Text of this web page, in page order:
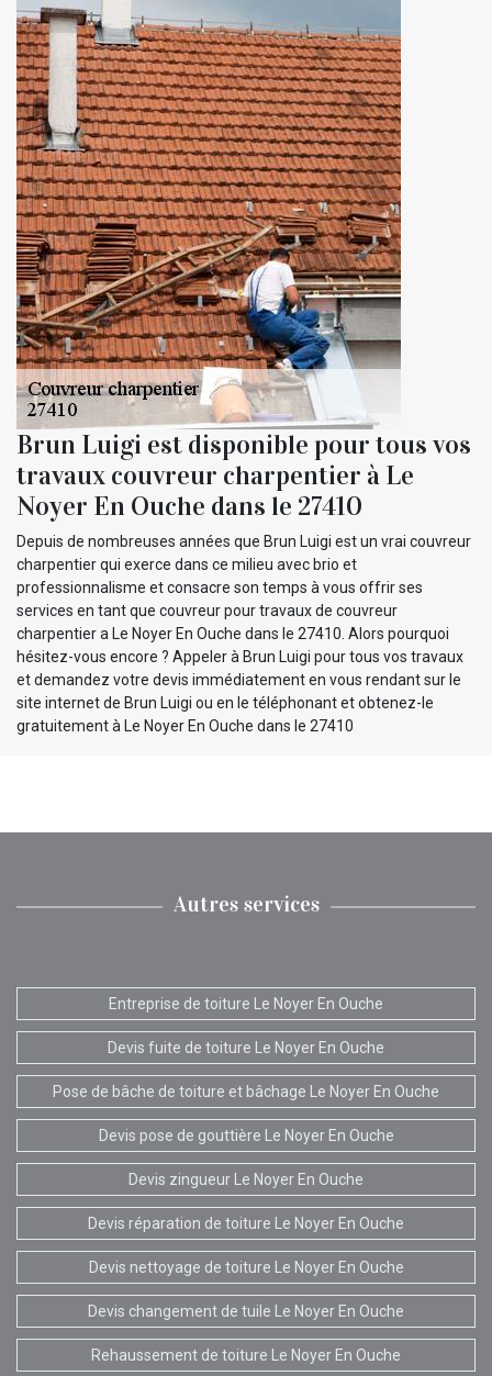
Brun Luigi est disponible pour tous vos
travaux couvreur charpentier à Le
Noyer En Ouche dans le 27410
Depuis de nombreuses années que Brun Luigi est un vrai couvreur
charpentier qui exerce dans ce milieu avec brio et
professionnalisme et consacre son temps à vous offrir ses
services en tant que couvreur pour travaux de couvreur
charpentier a Le Noyer En Ouche dans le 27410. Alors pourquoi
hésitez-vous encore ? Appeler à Brun Luigi pour tous vos travaux
et demandez votre devis immédiatement en vous rendant sur le
site internet de Brun Luigi ou en le téléphonant et obtenez-le
gratuitement à Le Noyer En Ouche dans le 27410
Autres services
Entreprise de toiture Le Noyer En Ouche
Devis fuite de toiture Le Noyer En Ouche
Pose de bâche de toiture et bâchage Le Noyer En Ouche
Devis pose de gouttière Le Noyer En Ouche
Devis zingueur Le Noyer En Ouche
Devis réparation de toiture Le Noyer En Ouche
Devis nettoyage de toiture Le Noyer En Ouche
Devis changement de tuile Le Noyer En Ouche
Rehaussement de toiture Le Noyer En Ouche